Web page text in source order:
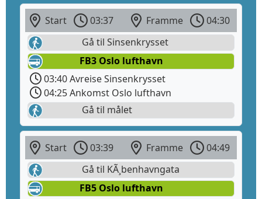
Start 03:37 Framme
04:30
Gå til Sinsenkrysset
FB3 Oslo lufthavn
03:40 Avreise Sinsenkrysset
04:25 Ankomst Oslo lufthavn
Gå til målet
Start 03:39 Framme
04:49
Gå til KÃ¸benhavngata
FB5 Oslo lufthavn